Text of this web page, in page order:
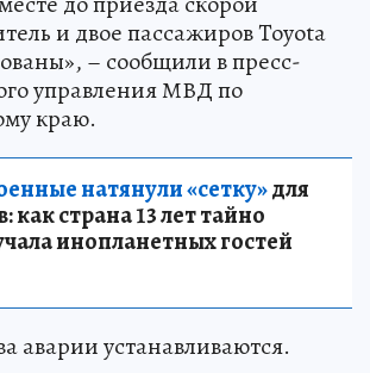
и двое пассажиров Toyota
– сообщили в пресс-
управления МВД по
краю.
натянули «сетку»для
страна 13 лет тайно
инопланетных гостей
аварии устанавливаются.